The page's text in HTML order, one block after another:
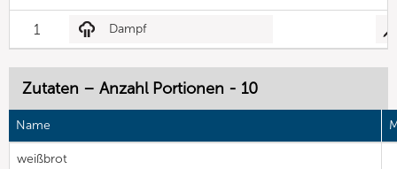
1 Dampf
Zutaten – Anzahl Portionen - 10
Name
weißbrot